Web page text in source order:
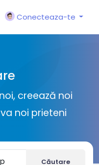
Conecteaza-te
creează noi
noi prieteni
Căutare